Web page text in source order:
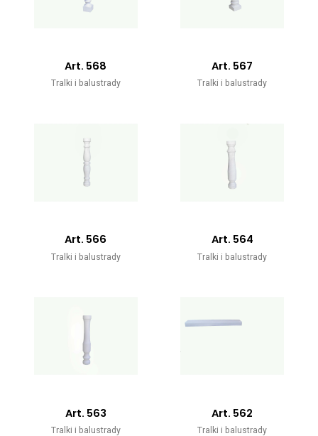
Art. 568
Tralki i balustrady
Art. 567
Tralki i balustrady
Art. 566
Tralki i balustrady
Art. 564
Tralki i balustrady
Art. 563
Tralki i balustrady
Art. 562
Tralki i balustrady